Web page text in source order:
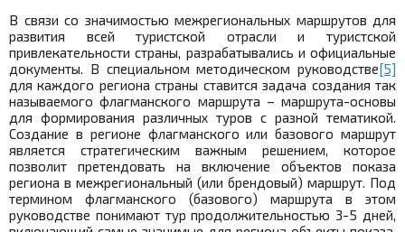
В связи со значимостью межрегиональных маршрутов для
развития всей туристской отрасли и туристской
привлекательности страны, разрабатывались и официальные
документы. В специальном методическом руководстве[5]
для каждого региона страны ставится задача создания так
называемого флагманского маршрута – маршрута-основы
для формирования различных туров с разной тематикой.
Создание в регионе флагманского или базового маршрут
является стратегическим важным решением, которое
позволит претендовать на включение объектов показа
региона в межрегиональный (или брендовый) маршрут. Под
термином флагманского (базового) маршрута в этом
руководстве понимают тур продолжительностью 3-5 дней,